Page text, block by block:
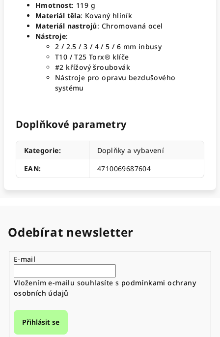
Hmotnost: 119 g
Materiál těla: Kovaný hliník
Materiál nastrojů: Chromovaná ocel
Nástroje:
2 / 2.5 / 3 / 4 / 5 / 6 mm inbusy
T10 / T25 Torx® klíče
#2 křížový šroubovák
Nástroje pro opravu bezdušového
systému
Doplňkové parametry
Kategorie:
Doplňky a vybavení
EAN: 4710069687604
Odebírat newsletter
E-mail
Vložením e-mailu souhlasíte s podmínkami ochrany
osobních údajů
Přihlásit se